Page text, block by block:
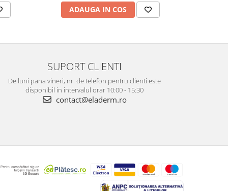
ADAUGA IN COS
SUPORT CLIENTI
De luni pana vineri, nr. de telefon pentru clienti este
disponibil in intervalul orar 10:00 - 15:30
contact@eladerm.ro